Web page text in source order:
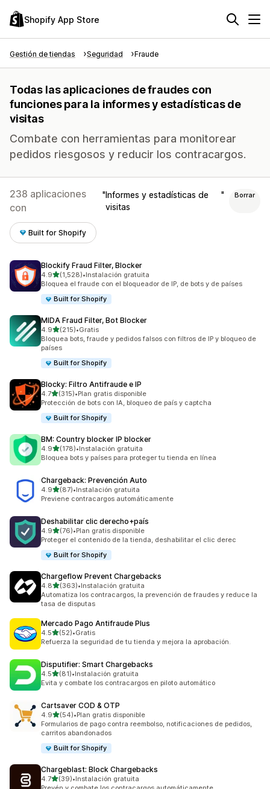
Shopify App Store
Gestión de tiendas Seguridad Fraude
Todas las aplicaciones de fraudes con
funciones para la informes y estadísticas de
visitas
Combate con herramientas para monitorear
pedidos riesgosos y reducir los contracargos.
238 aplicaciones
con
Informes y estadísticas de
visitas
Borrar
Built for Shopify
Blockify Fraud Filter, Blocker
4.9de 5 estrellas
(1,528)
1528 reseñas en total
•Instalación gratuita
Bloquea el fraude con el bloqueador de IP, de bots y de países
Built for Shopify
MIDA Fraud Filter, Bot Blocker
4.9de 5 estrellas
(215)
215 reseñas en total
•Gratis
Bloquea bots, fraude y pedidos falsos con filtros de IP y bloqueo de
países
Built for Shopify
Blocky: Filtro Antifraude e IP
4.7de 5 estrellas
(315)
315 reseñas en total
•Plan gratis disponible
Protección de bots con IA, bloqueo de país y captcha
Built for Shopify
BM: Country blocker IP blocker
4.9de 5 estrellas
(178)
178 reseñas en total
•Instalación gratuita
Bloquea bots y países para proteger tu tienda en línea
Chargeback: Prevención Auto
4.9de 5 estrellas
(87)
87 reseñas en total
•Instalación gratuita
Previene contracargos automáticamente
Deshabilitar clic derecho+país
4.9de 5 estrellas
(76)
76 reseñas en total
•Plan gratis disponible
Proteger el contenido de la tienda, deshabilitar el clic derec
Built for Shopify
Chargeflow Prevent Chargebacks
4.8de 5 estrellas
(363)
363 reseñas en total
•Instalación gratuita
Automatiza los contracargos, la prevención de fraudes y reduce la
tasa de disputas
Mercado Pago Antifraude Plus
4.5de 5 estrellas
(52)
52 reseñas en total
•Gratis
Refuerza la seguridad de tu tienda y mejora la aprobación.
Disputifier: Smart Chargebacks
4.5de 5 estrellas
(81)
81 reseñas en total
•Instalación gratuita
Evita y combate los contracargos en piloto automático
Cartsaver COD & OTP
4.9de 5 estrellas
(54)
54 reseñas en total
•Plan gratis disponible
Formularios de pago contra reembolso, notificaciones de pedidos,
carritos abandonados
Built for Shopify
Chargeblast: Block Chargebacks
4.7de 5 estrellas
(39)
39 reseñas en total
•Instalación gratuita